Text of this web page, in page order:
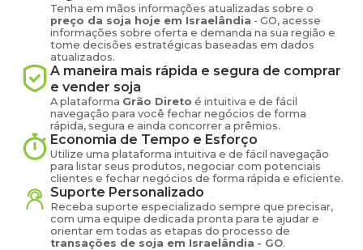
Tenha em mãos informações atualizadas sobre o
preço da soja hoje em Israelândia - GO, acesse
informações sobre oferta e demanda na sua região e
tome decisões estratégicas baseadas em dados
atualizados.
A maneira mais rápida e segura de comprar
e vender soja
A plataforma Grão Direto é intuitiva e de fácil
navegação para você fechar negócios de forma
rápida, segura e ainda concorrer a prêmios.
Economia de Tempo e Esforço
Utilize uma plataforma intuitiva e de fácil navegação
para listar seus produtos, negociar com potenciais
clientes e fechar negócios de forma rápida e eficiente.
Suporte Personalizado
Receba suporte especializado sempre que precisar,
com uma equipe dedicada pronta para te ajudar e
orientar em todas as etapas do processo de
transações de soja em Israelândia - GO.